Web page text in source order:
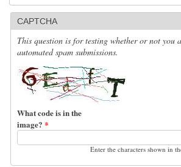
CAPTCHA
This question is for testing whether or not you
automated spam submissions.
What code is in the
image? *
Enter the characters shown in